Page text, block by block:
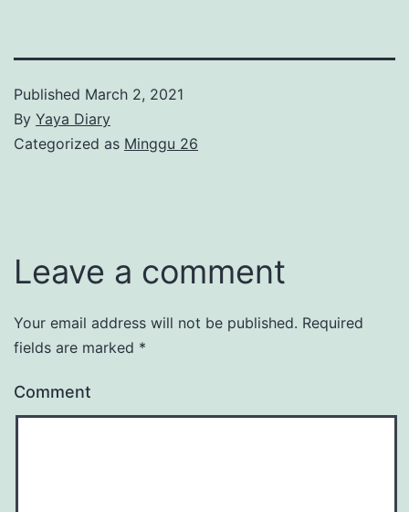
Published March 2, 2021
By Yaya Diary
Categorized as Minggu 26
Leave a comment
Your email address will not be published. Required
fields are marked *
Comment